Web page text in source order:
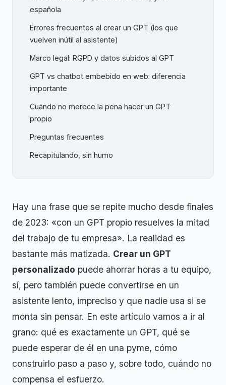
española
Errores frecuentes al crear un GPT (los que
vuelven inútil al asistente)
Marco legal: RGPD y datos subidos al GPT
GPT vs chatbot embebido en web: diferencia
importante
Cuándo no merece la pena hacer un GPT
propio
Preguntas frecuentes
Recapitulando, sin humo
Hay una frase que se repite mucho desde finales
de 2023: «con un GPT propio resuelves la mitad
del trabajo de tu empresa». La realidad es
bastante más matizada. Crear un GPT
personalizado puede ahorrar horas a tu equipo,
sí, pero también puede convertirse en un
asistente lento, impreciso y que nadie usa si se
monta sin pensar. En este artículo vamos a ir al
grano: qué es exactamente un GPT, qué se
puede esperar de él en una pyme, cómo
construirlo paso a paso y, sobre todo, cuándo no
compensa el esfuerzo.